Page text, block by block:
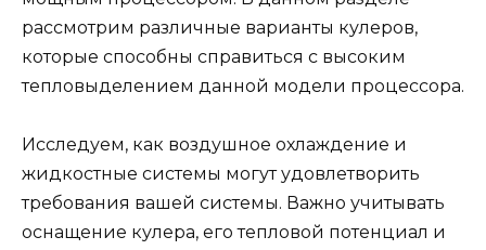
рассмотрим различные варианты кулеров,
которые способны справиться с высоким
тепловыделением данной модели процессора.
Исследуем, как воздушное охлаждение и
жидкостные системы могут удовлетворить
требования вашей системы. Важно учитывать
оснащение кулера, его тепловой потенциал и